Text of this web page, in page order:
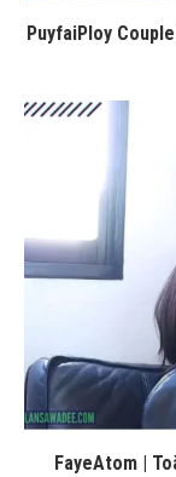
PuyfaiPloy
FayeAtom |